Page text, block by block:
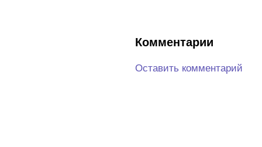
Комментарии
Оставить комментарий